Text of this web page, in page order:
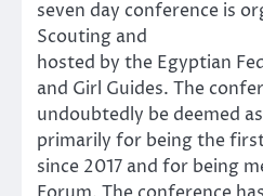
seven day conference is
Scouting and
hosted by the Egyptian
and Girl Guides. The
undoubtedly be deemed
primarily for being the
since 2017 and for being